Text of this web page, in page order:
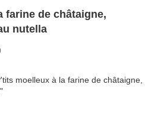
farine de châtaigne,
nutella